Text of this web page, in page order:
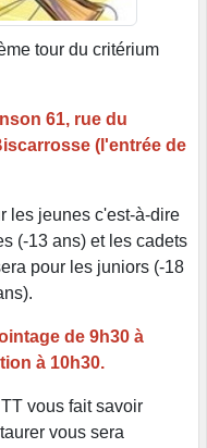
tour du critérium
61, rue du
(l'entrée de
les jeunes c'est-à-dire
(-13 ans) et les cadets
pour les juniors (-18
de 9h30 à
à 10h30.
vous fait savoir
vous sera